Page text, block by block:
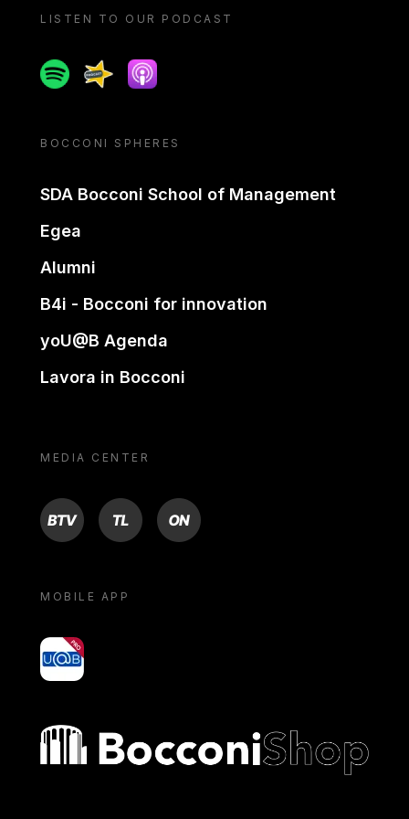
LISTEN TO OUR PODCAST
SpotifySpreakerApple podcast
BOCCONI SPHERES
SDA Bocconi School of Management
Egea
Alumni
B4i - Bocconi for innovation
yoU@B Agenda
Lavora in Bocconi
MEDIA CENTER
BTV TL ON
MOBILE APP
yoU@B
Bocconi shop